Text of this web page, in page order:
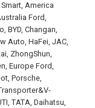
America
Ford,
BYD, Changan,
Auto, HaFei, JAC,
ZhongShun,
Europe Ford,
Porsche,
TATA, Daihatsu,